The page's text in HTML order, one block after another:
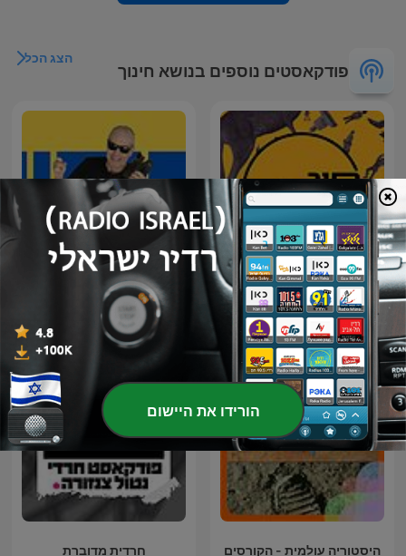
פודקאסטים נוספים בנושא חינוך
הצג הכל
חור בהשכלה למרות הכל
היסטוריה עולמית - הקורסים חרדית מדוברת
הורידו את היישום